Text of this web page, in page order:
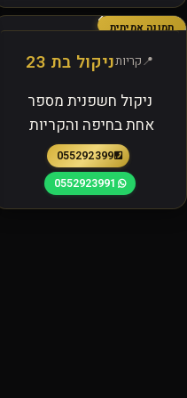
תמונה אמיתית
קריותניקול בת 23
ניקול חשפנית מספר
אחת בחיפה והקריות
0552923991
0552923991